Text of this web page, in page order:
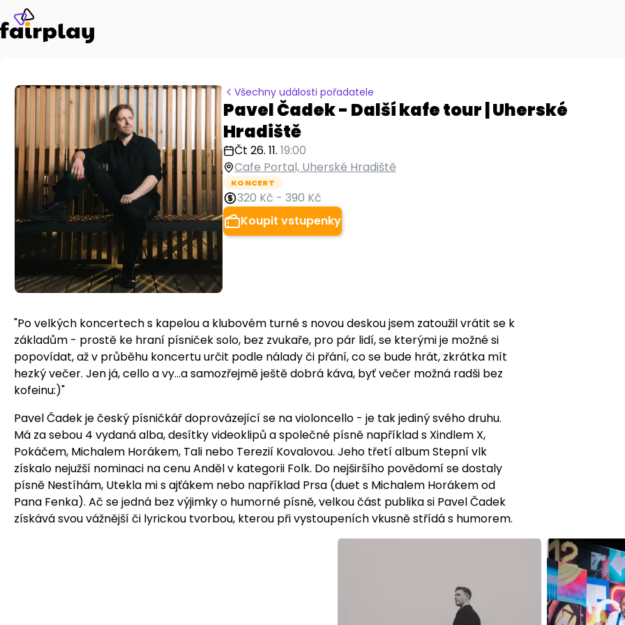
Všechny události pořadatele
Pavel Čadek - Další kafe tour | Uherské
Hradiště
Čt 26. 11. 19:00
Cafe Portal, Uherské Hradiště
KONCERT
320 Kč - 390 Kč
Koupit vstupenky
"Po velkých koncertech s kapelou a klubovém turné s novou deskou jsem zatoužil vrátit se k
základům - prostě ke hraní písniček solo, bez zvukaře, pro pár lidí, se kterými je možné si
popovídat, až v průběhu koncertu určit podle nálady či přání, co se bude hrát, zkrátka mít
hezký večer. Jen já, cello a vy...a samozřejmě ještě dobrá káva, byť večer možná radši bez
kofeinu:)"
Pavel Čadek je český písničkář doprovázející se na violoncello - je tak jediný svého druhu.
Má za sebou 4 vydaná alba, desítky videoklipů a společné písně například s Xindlem X,
Pokáčem, Michalem Horákem, Tali nebo Terezií Kovalovou. Jeho třetí album Stepní vlk
získalo nejužší nominaci na cenu Anděl v kategorii Folk. Do nejširšího povědomí se dostaly
písně Nestíhám, Utekla mi s ajťákem nebo například Prsa (duet s Michalem Horákem od
Pana Fenka). Ač se jedná bez výjimky o humorné písně, velkou část publika si Pavel Čadek
získává svou vážnější či lyrickou tvorbou, kterou při vystoupeních vkusně střídá s humorem.